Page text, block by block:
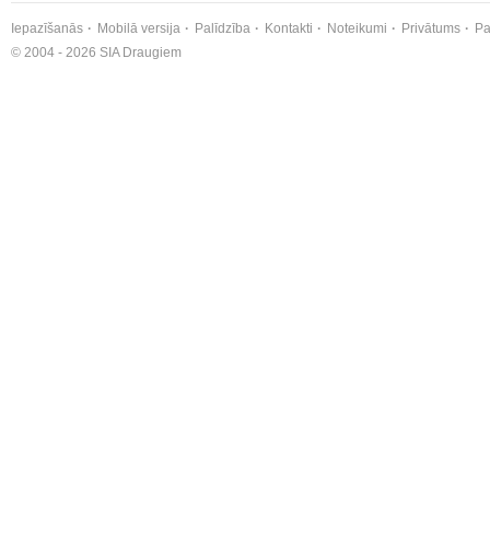
Iepazīšanās Mobilā versija Palīdzība Kontakti Noteikumi Privātums
© 2004 - 2026 SIA Draugiem